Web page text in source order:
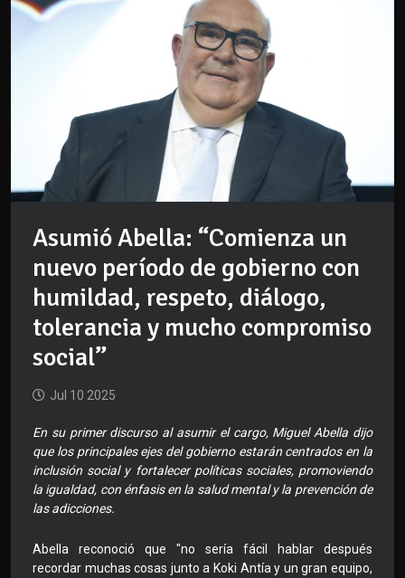
Asumió Abella: “Comienza un
nuevo período de gobierno con
humildad, respeto, diálogo,
tolerancia y mucho compromiso
social”
Jul 10 2025
En su primer discurso al asumir el cargo, Miguel Abella dijo
que los principales ejes del gobierno estarán centrados en la
inclusión social y fortalecer políticas sociales, promoviendo
la igualdad, con énfasis en la salud mental y la prevención de
las adicciones.
Abella reconoció que "no sería fácil hablar después
recordar muchas cosas junto a Koki Antía y un gran equipo,